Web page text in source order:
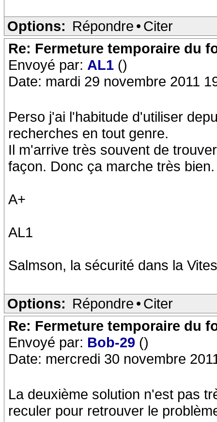
Options: Répondre • Citer
Re: Fermeture temporaire du
Envoyé par: AL1 ()
Date: mardi 29 novembre 2011
Perso j'ai l'habitude d'utiliser
recherches en tout genre.
Il m'arrive très souvent de
façon. Donc ça marche très bien.
A+
AL1
Salmson, la sécurité dans la
Options: Répondre • Citer
Re: Fermeture temporaire du
Envoyé par: Bob-29 ()
Date: mercredi 30 novembre
La deuxième solution n'est pas
reculer pour retrouver le